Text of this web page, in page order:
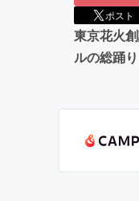
ポスト
東京花火
ルの総踊